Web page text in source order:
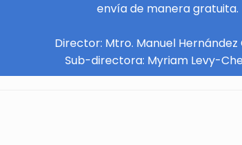
envía de manera gratuita.
Director: Mtro. Manuel Hernández
Sub-directora: Myriam Levy-